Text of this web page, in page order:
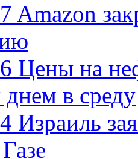
Amazon
Цены на
днем в среду
Израиль